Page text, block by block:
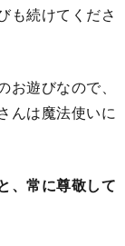
も続けてくださ
お遊びなので、
んは魔法使いに
、常に尊敬して